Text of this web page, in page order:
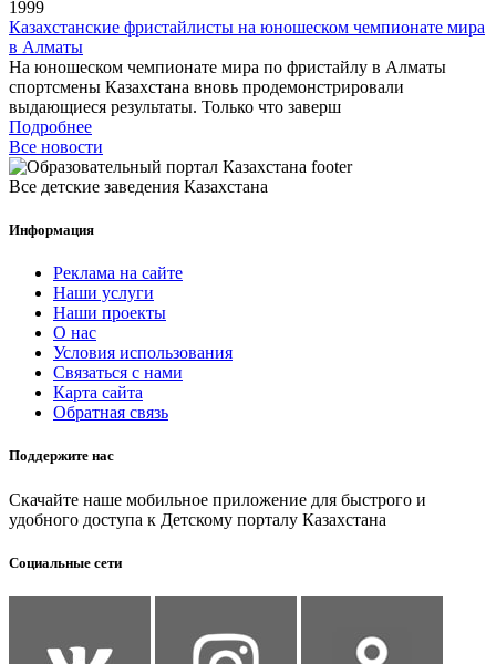
1999
Казахстанские фристайлисты на юношеском чемпионате мира
в Алматы
На юношеском чемпионате мира по фристайлу в Алматы
спортсмены Казахстана вновь продемонстрировали
выдающиеся результаты. Только что заверш
Подробнее
Все новости
Все детские заведения Казахстана
Информация
Реклама на сайте
Наши услуги
Наши проекты
О нас
Условия использования
Связаться с нами
Карта сайта
Обратная связь
Поддержите нас
Скачайте наше мобильное приложение для быстрого и
удобного доступа к Детскому порталу Казахстана
Социальные сети